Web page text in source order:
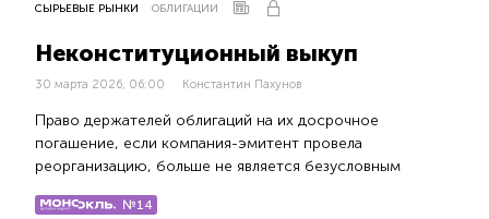
СЫРЬЕВЫЕ РЫНКИ ОБЛИГАЦИИ
Неконституционный выкуп
30 марта 2026, 06:00 Константин Пахунов
Право держателей облигаций на их досрочное
погашение, если компания-эмитент провела
реорганизацию, больше не является безусловным
№14